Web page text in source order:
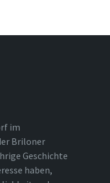
im
Briloner
Geschichte
haben,